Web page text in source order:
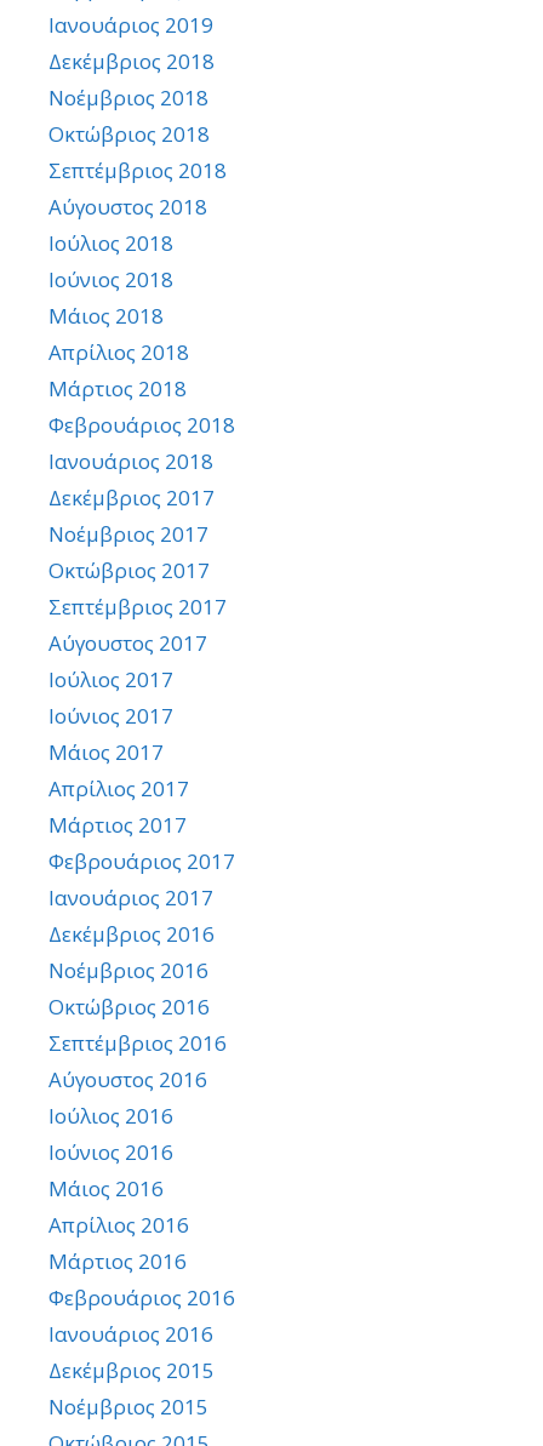
Ιανουάριος 2019
Δεκέμβριος 2018
Νοέμβριος 2018
Οκτώβριος 2018
Σεπτέμβριος 2018
Αύγουστος 2018
Ιούλιος 2018
Ιούνιος 2018
Μάιος 2018
Απρίλιος 2018
Μάρτιος 2018
Φεβρουάριος 2018
Ιανουάριος 2018
Δεκέμβριος 2017
Νοέμβριος 2017
Οκτώβριος 2017
Σεπτέμβριος 2017
Αύγουστος 2017
Ιούλιος 2017
Ιούνιος 2017
Μάιος 2017
Απρίλιος 2017
Μάρτιος 2017
Φεβρουάριος 2017
Ιανουάριος 2017
Δεκέμβριος 2016
Νοέμβριος 2016
Οκτώβριος 2016
Σεπτέμβριος 2016
Αύγουστος 2016
Ιούλιος 2016
Ιούνιος 2016
Μάιος 2016
Απρίλιος 2016
Μάρτιος 2016
Φεβρουάριος 2016
Ιανουάριος 2016
Δεκέμβριος 2015
Νοέμβριος 2015